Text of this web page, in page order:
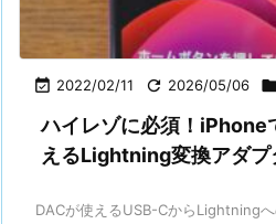
 2022/02/11  2026/05/06
ハイレゾに必須！iPhone
えるLightning変換アダプ
DACが使えるUSB-CからLightningへ